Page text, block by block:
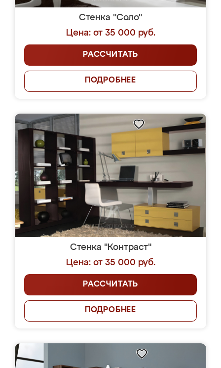
Стенка "Соло"
Цена: от 35 000 руб.
РАССЧИТАТЬ
ПОДРОБНЕЕ
Стенка "Контраст"
Цена: от 35 000 руб.
РАССЧИТАТЬ
ПОДРОБНЕЕ